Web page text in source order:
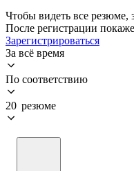
Чтобы видеть все резюме,
После регистрации
Зарегистрироваться
За всё время
По соответствию
20 резюме